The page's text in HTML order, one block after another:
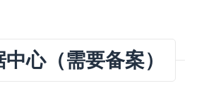
心（需要备案）